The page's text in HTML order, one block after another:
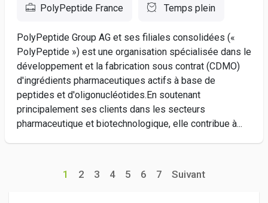
PolyPeptide France Temps plein
PolyPeptide Group AG et ses filiales consolidées («
PolyPeptide ») est une organisation spécialisée dans le
développement et la fabrication sous contrat (CDMO)
d'ingrédients pharmaceutiques actifs à base de
peptides et d'oligonucléotides.En soutenant
principalement ses clients dans les secteurs
pharmaceutique et biotechnologique, elle contribue à...
1 2 3 4 5 6 7 Suivant